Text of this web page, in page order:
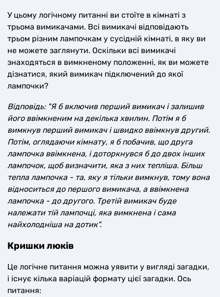
У цьому логічному питанні ви стоїте в кімнаті з
трьома вимикачами. Всі вимикачі відповідають
трьом різним лампочкам у сусідній кімнаті, в яку ви
не можете заглянути. Оскільки всі вимикачі
знаходяться в вимкненому положенні, як ви можете
дізнатися, який вимикач підключений до якої
лампочки?
Відповідь: "Я б включив перший вимикач і залишив
його ввімкненим на декілька хвилин. Потім я б
вимкнув перший вимикач і швидко ввімкнув другий.
Потім, оглядаючи кімнату, я б побачив, що друга
лампочка ввімкнена, і доторкнувся б до двох інших
лампочок, щоб визначити, яка з них тепліша. Більш
тепла лампочка - та, яку я тільки вимкнув, тому вона
відноситься до першого вимикача, а ввімкнена
лампочка - до другого. Третій вимикач буде
належати тій лампочці, яка вимкнена і сама
найхолодніша на дотик".
Кришки люків
Це логічне питання можна уявити у вигляді загадки,
і існує кілька варіацій формату цієї загадки. Ось
питання: